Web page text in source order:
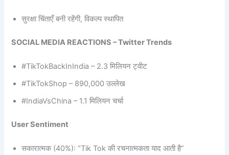
सुरक्षा चिंताएँ बनी रहेंगी, विकल्प स्थापित
SOCIAL MEDIA REACTIONS – Twitter Trends
#TikTokBackInIndia – 2.3 मिलियन ट्वीट
#TikTokShop – 890,000 उल्लेख
#IndiaVsChina – 1.1 मिलियन चर्चा
User Sentiment
सकारात्मक (40%): “Tik Tok की रचनात्मकता याद आती है”